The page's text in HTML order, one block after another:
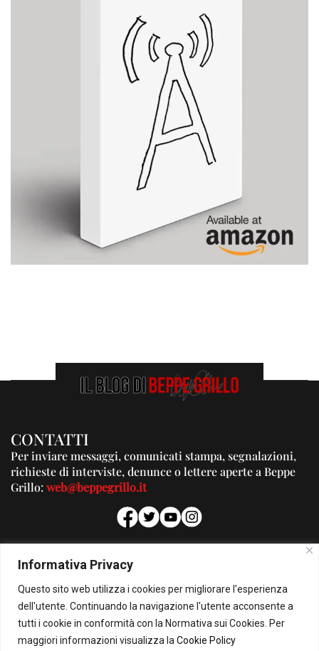
Informativa Privacy
Questo sito web utilizza i cookies per migliorare l'esperienza
dell'utente. Continuando la navigazione l'utente acconsente a
tutti i cookie in conformità con la Normativa sui Cookies. Per
maggiori informazioni visualizza la Cookie Policy
CONTATTI
Per inviare messaggi, comunicati stampa, segnalazioni,
richieste di interviste, denunce o lettere aperte a Beppe
Grillo:web@beppegrillo.it
PUBBLICITA'
Per la tua pubblicità su questo Blog:
pubblicita@beppegrillo.it